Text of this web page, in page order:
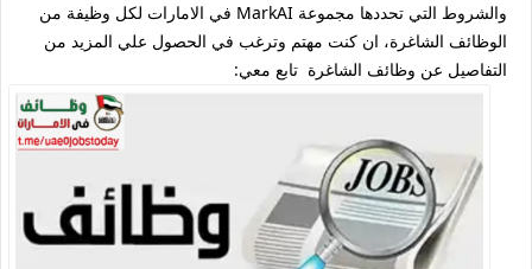
والشروط التي تحددها مجموعة MarkAI في الامارات لكل وظيفة من
الوظائف الشاغرة، ان كنت مهتم وترغب في الحصول علي المزيد من
التفاصيل عن وظائف الشاغرة تابع معي: